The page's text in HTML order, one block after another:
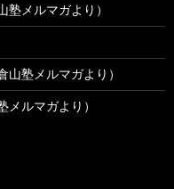
メルマガより）
塾メルマガより）
ルマガより）